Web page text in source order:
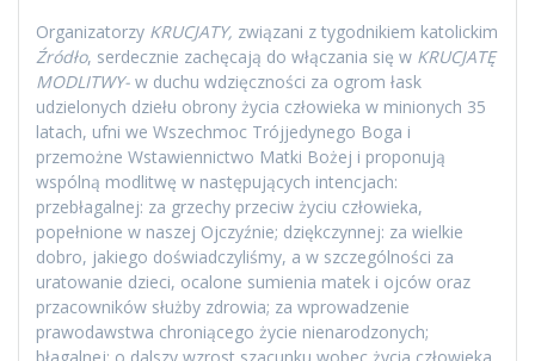
Organizatorzy KRUCJATY, związani z tygodnikiem katolickim
Źródło, serdecznie zachęcają do włączania się w KRUCJATĘ
MODLITWY- w duchu wdzięczności za ogrom łask
udzielonych dziełu obrony życia człowieka w minionych 35
latach, ufni we Wszechmoc Trójjedynego Boga i
przemożne Wstawiennictwo Matki Bożej i proponują
wspólną modlitwę w następujących intencjach:
przebłagalnej: za grzechy przeciw życiu człowieka,
popełnione w naszej Ojczyźnie; dziękczynnej: za wielkie
dobro, jakiego doświadczyliśmy, a w szczególności za
uratowanie dzieci, ocalone sumienia matek i ojców oraz
przacowników służby zdrowia; za wprowadzenie
prawodawstwa chroniącego życie nienarodzonych;